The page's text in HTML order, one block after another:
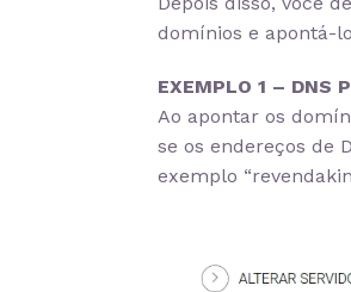
domínios e apontá-
EXEMPLO 1 – DNS
Ao apontar os
se os endereços de
exemplo